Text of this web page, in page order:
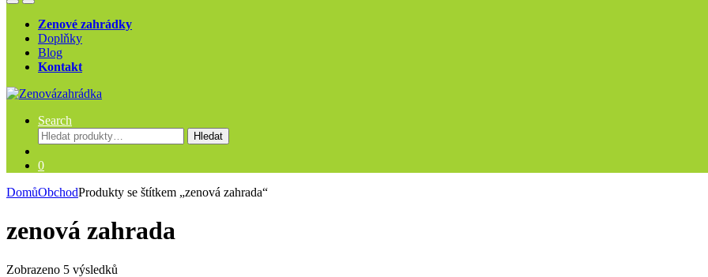
OpenClose
Zenové zahrádky
Doplňky
Blog
Kontakt
Search
Hledat:
Hledat
0
DomůObchodProdukty se štítkem „zenová zahrada“
zenová zahrada
Zobrazeno 5 výsledků